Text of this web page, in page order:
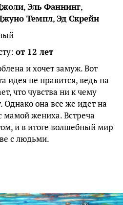
,Эль Фаннинг,
Темпл,Эд Скрейн
от 12 лет
и хочет замуж. Вот
идея не нравится, ведь на
что чувства ни к чему
она все же идет на
мамой жениха. Встреча
и в итоге волшебный мир
с людьми.